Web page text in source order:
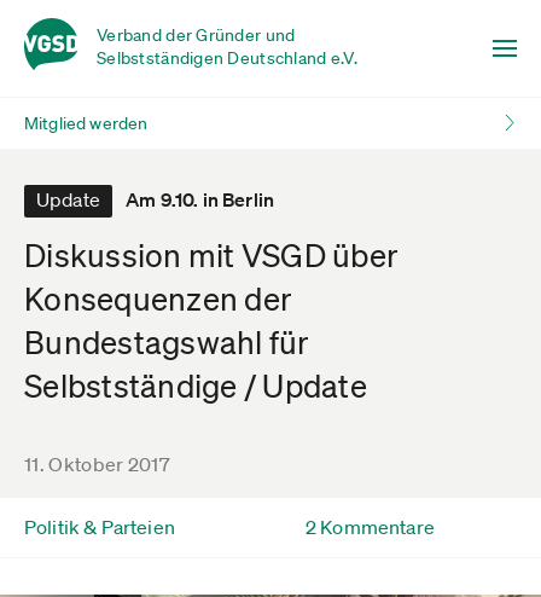
Verband der Gründer und
Selbstständigen Deutschland e.V.
Mitglied werden
Update Am 9.10. in Berlin
Diskussion mit VSGD über
Konsequenzen der
Bundestagswahl für
Selbstständige / Update
11. Oktober 2017
Politik & Parteien 2 Kommentare